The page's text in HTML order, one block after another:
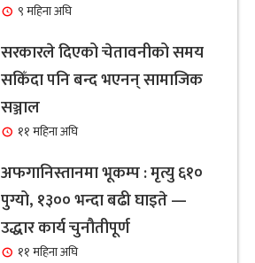
९ महिना अघि
सरकारले दिएको चेतावनीको समय
सकिँदा पनि बन्द भएनन् सामाजिक
सञ्जाल
११ महिना अघि
अफगानिस्तानमा भूकम्प : मृत्यु ६१०
पुग्यो, १३०० भन्दा बढी घाइते —
उद्धार कार्य चुनौतीपूर्ण
११ महिना अघि